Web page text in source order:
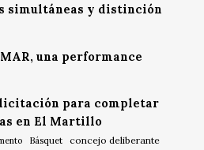
simultáneas y distinción
una performance
licitación para completar
en El Martillo
Básquet concejo deliberante